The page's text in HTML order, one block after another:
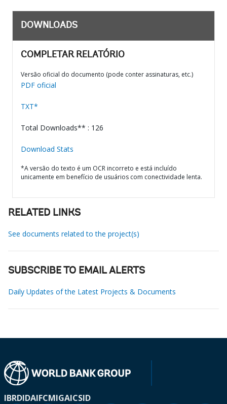
DOWNLOADS
COMPLETAR RELATÓRIO
Versão oficial do documento (pode conter assinaturas, etc.)
PDF oficial
TXT*
Total Downloads** : 126
Download Stats
*A versão do texto é um OCR incorreto e está incluído
unicamente em benefício de usuários com conectividade lenta.
RELATED LINKS
See documents related to the project(s)
SUBSCRIBE TO EMAIL ALERTS
Daily Updates of the Latest Projects & Documents
IBRDIDAIFCMIGAICSID